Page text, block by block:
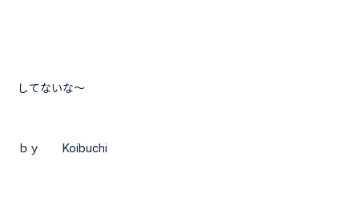
してないな～
ｂｙ Koibuchi